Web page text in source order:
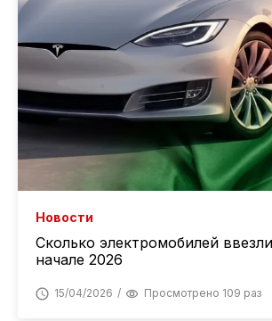
Новости
Сколько электромобилей
начале 2026
15/04/2026 Просмотрено 109 раз